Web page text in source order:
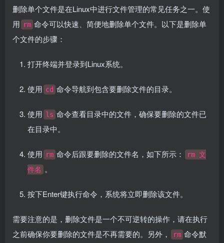
删除单个文件是在Linux中进行文件管理的常见任务之一。使
用 rm 命令可以快速、简便地删除单个文件。以下是删除单
个文件的步骤：
打开终端并登录到Linux系统。
使用 cd 命令导航到包含要删除文件的目录。
使用 ls 命令查看目录中的文件，确保要删除的文件已
在目录中。
使用 rm 命令后跟要删除的文件名，如下所示：
rm 文
件名
。
按下Enter键执行命令，系统将立即删除该文件。
需要注意的是，删除文件是一个不可逆转的操作，请在执行
之前确保你要删除的文件是不再需要的。另外，
rm 命令默